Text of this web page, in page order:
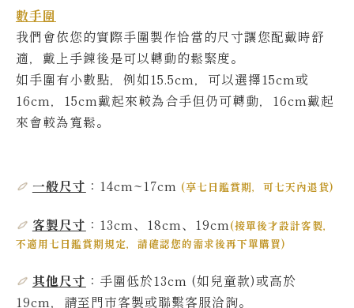
數手圍
我們會依您的實際手圍製作恰當的尺寸讓您配戴時舒
適，戴上手鍊後是可以轉動的鬆緊度。
如手圍有小數點，例如15.5cm，可以選擇15cm或
16cm，15cm戴起來較為合手但仍可轉動，16cm戴起
來會較為寬鬆。
一般尺寸 ：14cm~17cm (享七日鑑賞期，可七天內退貨)
客製尺寸 ：13cm、18cm、19cm (接單後才設計客製，
不適用七日鑑賞期規定，請確認您的需求後再下單購買)
其他尺寸 ： 手圍低於13cm (如兒童款)或高於
19cm，請至門市客製或聯繫客服洽詢。